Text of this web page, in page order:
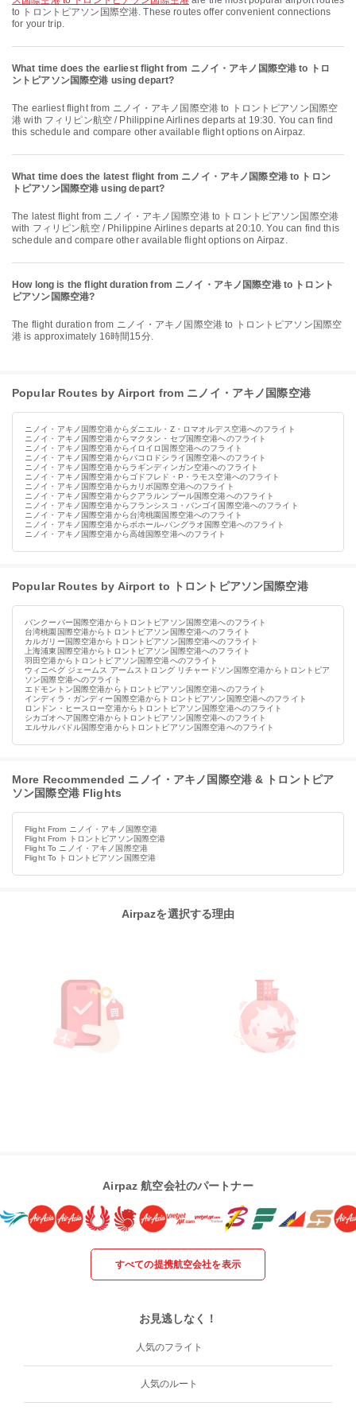
to トロントピアソン国際空港. These routes offer convenient connections
for your trip.
What time does the earliest flight from ニノイ・アキノ国際空港 to トロ
ントピアソン国際空港 using depart?
The earliest flight from ニノイ・アキノ国際空港 to トロントピアソン国際空
港 with フィリピン航空 / Philippine Airlines departs at 19:30. You can find
this schedule and compare other available flight options on Airpaz.
What time does the latest flight from ニノイ・アキノ国際空港 to トロン
トピアソン国際空港 using depart?
The latest flight from ニノイ・アキノ国際空港 to トロントピアソン国際空港
with フィリピン航空 / Philippine Airlines departs at 20:10. You can find this
schedule and compare other available flight options on Airpaz.
How long is the flight duration from ニノイ・アキノ国際空港 to トロント
ピアソン国際空港?
The flight duration from ニノイ・アキノ国際空港 to トロントピアソン国際空
港 is approximately 16時間15分.
Popular Routes by Airport from ニノイ・アキノ国際空港
ニノイ・アキノ国際空港からダニエル・Z・ロマオルデス空港へのフライト
ニノイ・アキノ国際空港からマクタン・セブ国際空港へのフライト
ニノイ・アキノ国際空港からイロイロ国際空港へのフライト
ニノイ・アキノ国際空港からバコロドシライ国際空港へのフライト
ニノイ・アキノ国際空港からラギンディンガン空港へのフライト
ニノイ・アキノ国際空港からゴドフレド・P・ラモス空港へのフライト
ニノイ・アキノ国際空港からカリボ国際空港へのフライト
ニノイ・アキノ国際空港からクアラルンプール国際空港へのフライト
ニノイ・アキノ国際空港からフランシスコ・バンゴイ国際空港へのフライト
ニノイ・アキノ国際空港から台湾桃園国際空港へのフライト
ニノイ・アキノ国際空港からボホール-パングラオ国際空港へのフライト
ニノイ・アキノ国際空港から高雄国際空港へのフライト
Popular Routes by Airport to トロントピアソン国際空港
バンクーバー国際空港からトロントピアソン国際空港へのフライト
台湾桃園国際空港からトロントピアソン国際空港へのフライト
カルガリー国際空港からトロントピアソン国際空港へのフライト
上海浦東国際空港からトロントピアソン国際空港へのフライト
羽田空港からトロントピアソン国際空港へのフライト
ウィニペグ ジェームス アームストロング リチャードソン国際空港からトロントピア
ソン国際空港へのフライト
エドモントン国際空港からトロントピアソン国際空港へのフライト
インディラ・ガンディー国際空港からトロントピアソン国際空港へのフライト
ロンドン・ヒースロー空港からトロントピアソン国際空港へのフライト
シカゴオヘア国際空港からトロントピアソン国際空港へのフライト
エルサルバドル国際空港からトロントピアソン国際空港へのフライト
More Recommended ニノイ・アキノ国際空港 & トロントピア
ソン国際空港 Flights
Flight From ニノイ・アキノ国際空港
Flight From トロントピアソン国際空港
Flight To ニノイ・アキノ国際空港
Flight To トロントピアソン国際空港
Airpazを選択する理由
Airpaz 航空会社のパートナー
すべての提携航空会社を表示
お見逃しなく！
人気のフライト
人気のルート